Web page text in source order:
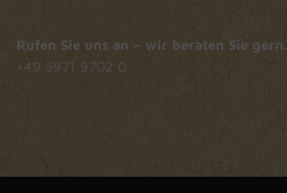
Rufen Sie uns an – wir beraten Sie gern.
+49 5971 9702 0